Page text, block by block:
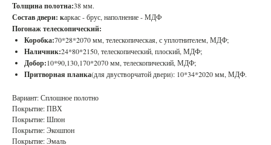
Толщина полотна:38 мм.
Состав двери: каркас - брус, наполнение - МДФ
Погонаж телескопический:
Коробка:70*28*2070 мм, телескопическая, с уплотнителем, МДФ;
Наличник:24*80*2150, телескопический, плоский, МДФ;
Добор:10*90,130,170*2070 мм, телескопический, МДФ;
Притворная планка(для двустворчатой двери): 10*34*2020 мм, МДФ.
Вариант: Сплошное полотно
Покрытие: ПВХ
Покрытие: Шпон
Покрытие: Экошпон
Покрытие: Эмаль